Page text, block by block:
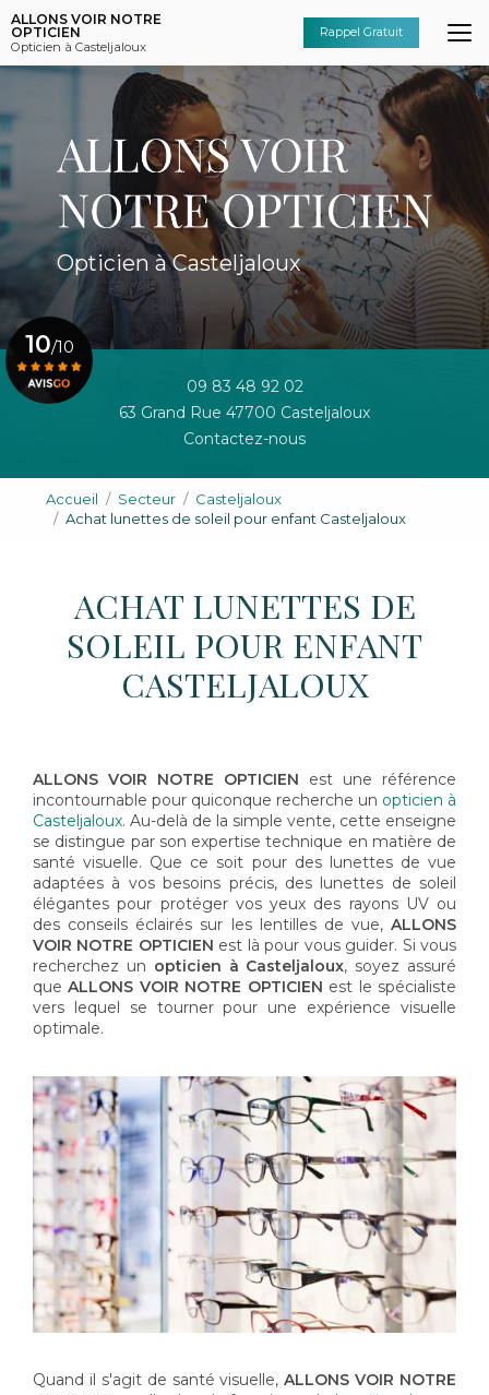
Aller
au
contenu
principal
ALLONS VOIR NOTRE
OPTICIEN
Opticien à Casteljaloux
Rappel Gratuit
Opticien à Casteljaloux
09 83 48 92 02
63 Grand Rue 47700 Casteljaloux
Contactez-nous
10/10
Accueil Secteur
Casteljaloux
Achat lunettes de soleil pour enfant Casteljaloux
ACHAT LUNETTES DE
SOLEIL POUR ENFANT
CASTELJALOUX
ALLONS VOIR NOTRE OPTICIEN est une référence
incontournable pour quiconque recherche un opticien à
Casteljaloux. Au-delà de la simple vente, cette enseigne
se distingue par son expertise technique en matière de
santé visuelle. Que ce soit pour des lunettes de vue
adaptées à vos besoins précis, des lunettes de soleil
élégantes pour protéger vos yeux des rayons UV ou
des conseils éclairés sur les lentilles de vue, ALLONS
VOIR NOTRE OPTICIEN est là pour vous guider. Si vous
recherchez un opticien à Casteljaloux, soyez assuré
queALLONS VOIR NOTRE OPTICIEN est le spécialiste
vers lequel se tourner pour une expérience visuelle
optimale.
Quand il s'agit de santé visuelle,ALLONS VOIR NOTRE